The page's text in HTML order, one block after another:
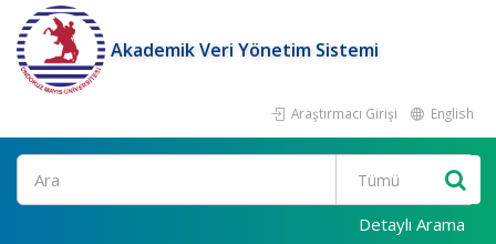
Akademik Veri Yönetim Sistemi
Araştırmacı Girişi English
Ara
Detaylı Arama